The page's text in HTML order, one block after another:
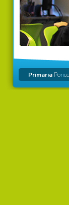
Primaria